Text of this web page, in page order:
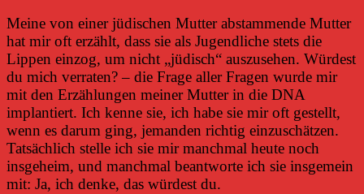
Meine von einer jüdischen Mutter abstammende Mutter
hat mir oft erzählt, dass sie als Jugendliche stets die
Lippen einzog, um nicht „jüdisch“ auszusehen. Würdest
du mich verraten? – die Frage aller Fragen wurde mir
mit den Erzählungen meiner Mutter in die DNA
implantiert. Ich kenne sie, ich habe sie mir oft gestellt,
wenn es darum ging, jemanden richtig einzuschätzen.
Tatsächlich stelle ich sie mir manchmal heute noch
insgeheim, und manchmal beantworte ich sie insgemein
mit: Ja, ich denke, das würdest du.